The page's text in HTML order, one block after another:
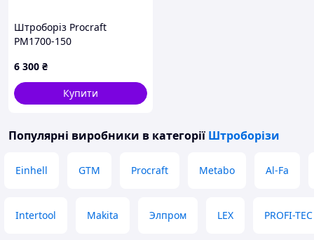
Штроборіз Procraft
PM1700-150
6 300 ₴
Купити
Популярні виробники в категорії Штроборізи
Einhell GTM Procraft Metabo Al-Fa
Intertool Makita Элпром LEX PROFI-TEC